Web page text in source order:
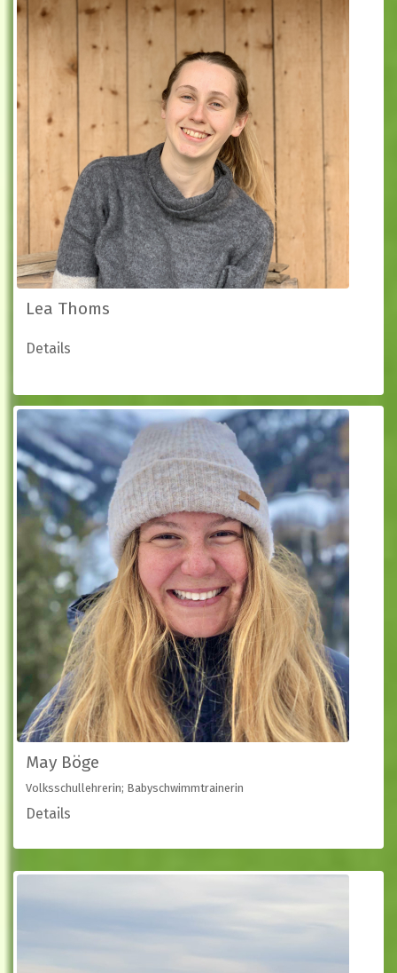
Lea Thoms
Details
May Böge
Volksschullehrerin; Babyschwimmtrainerin
Details